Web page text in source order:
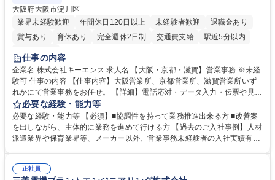
大阪府大阪市淀川区
業界未経験歓迎
年間休日120日以上 未経験者歓迎
退職金あり
賞与あり
育休あり 完全週休2日制 交通費支給
駅近5分以内
土日祝休み
仕事の内容
企業名 株式会社キーエンス 求人名 【大阪・京都・滋賀】営業事務 ※未経
験可 仕事の内容 【仕事内容】大阪営業所、京都営業所、滋賀営業所いず
れかにて営業事務をお任せ。 【詳細】電話応対・データ入力・伝票や見積
の作成・カタログ送付・来客対応・営業所内で発生する事務業務や業務改
善をお任せ。 【教育制度】ご入社後、育成担当とペアになりながらOJTに
て業務を覚えていただくことが可能です。業務システムがきちんと構築さ
れているため、スムーズに仕事に慣れることができる環境です。また、
募集職種 【大阪・京都・滋賀】営業事務 ※未経験可
必要な経験・能力等
必要な経験・能力等 【必須】■協調性を持って業務推進出来る方 ■改善案
を出しながら、主体的に業務を進めて行ける方 【過去のご入社事例】人材
派遣業界や保育業界等、メーカー以外、営業事務未経験者の入社実績有
えて、お客様や社員の状況に合わせ、能動的なサポート、改善の動きも期
正社員